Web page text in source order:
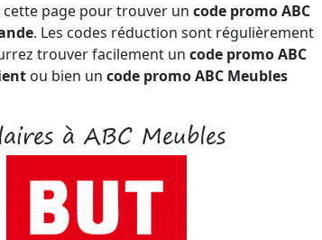
page pour trouver un code promo ABC
. Les codes réduction sont régulièrement
trouver facilement un code promo ABC
ou bien un code promo ABC Meubles
à ABC Meubles